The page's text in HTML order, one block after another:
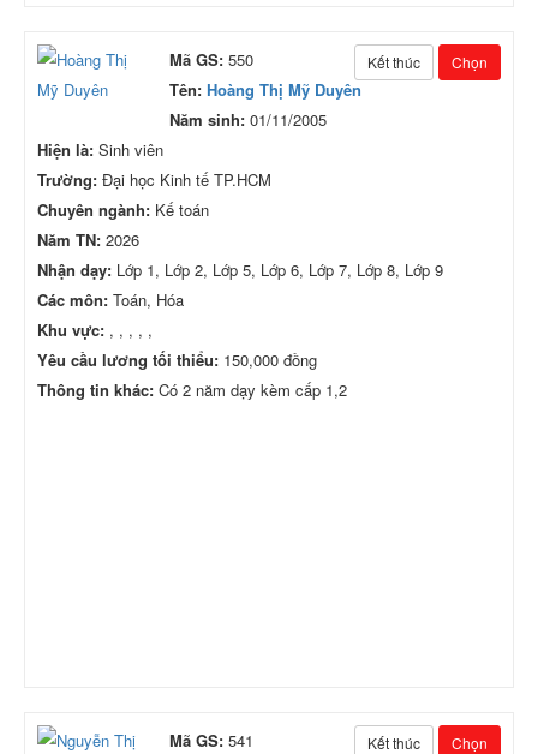
Kết thúc Chọn
Mã GS: 550
Tên: Hoàng Thị Mỹ Duyên
Năm sinh: 01/11/2005
Hiện là: Sinh viên
Trường: Đại học Kinh tế TP.HCM
Chuyên ngành: Kế toán
Năm TN: 2026
Nhận dạy: Lớp 1, Lớp 2, Lớp 5, Lớp 6, Lớp 7, Lớp 8, Lớp 9
Các môn: Toán, Hóa
Khu vực: , , , , ,
Yêu cầu lương tối thiểu: 150,000 đồng
Thông tin khác: Có 2 năm dạy kèm cấp 1,2
Kết thúc Chọn
Mã GS: 541